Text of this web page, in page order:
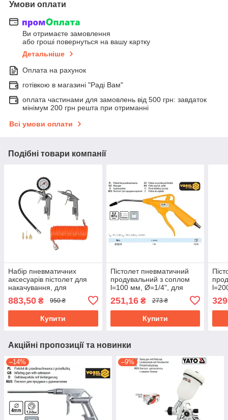
Умови оплати
Ви отримаєте замовлення
або гроші повернуться на вашу картку
Детальніше
Оплата на рахунок
готівкою в магазині "Раді Вам"
оплата частинами для замовлень від 500 грн: завдаток
мінімум 200 грн решта при отриманні
Всі умови оплати
Подібні товари компанії
Набір пневматичних
аксесуарів пістолет для
накачування, для
насадки YATO YT-23780
883,50 ₴ 950 ₴
Купити
Пістолет пневматичний
продувальний з соплом
l=100 мм, Ø=1/4", для
81631
251,16₴ 273 ₴
Купити
329
Акційні пропозиції та новинки
–14% –9%